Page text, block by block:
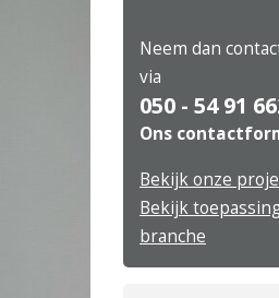
Neem dan
via
050 - 54 91
Ons
Bekijk onze
Bekijk
branche